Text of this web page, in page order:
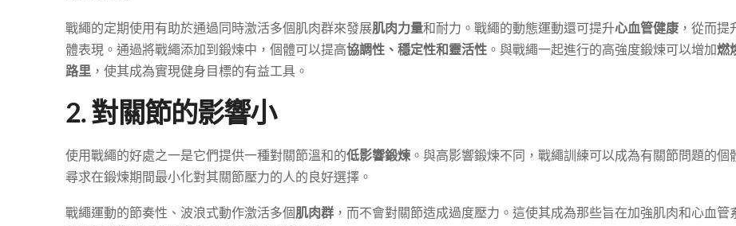
戰繩的定期使用有助於通過同時激活多個肌肉群來發展肌肉力量和耐力。戰繩的動態運動還可提升心血管健康 ，從而提
體表現。通過將戰繩添加到鍛煉中，個體可以提高協調性、穩定性和靈活性 。與戰繩一起進行的高強度鍛煉可以增加燃
路里 ，使其成為實現健身目標的有益工具。
2. 對關節的影響小
使用戰繩的好處之一是它們提供一種對關節溫和的低影響鍛煉 。與高影響鍛煉不同，戰繩訓練可以成為有關節問題的個
尋求在鍛煉期間最小化對其關節壓力的人的良好選擇。
戰繩運動的節奏性、波浪式動作激活多個肌肉群 ，而不會對關節造成過度壓力。這使其成為那些旨在加強肌肉和心血管